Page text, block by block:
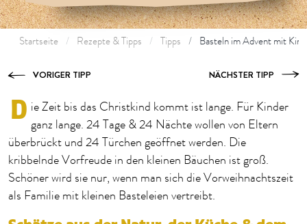
Startseite Rezepte & Tipps Tipps Basteln im Advent mit
VORIGER TIPP NÄCHSTER TIPP
D ie Zeit bis das Christkind kommt ist lange. Für Kinder
ganz lange. 24 Tage & 24 Nächte wollen von Eltern
überbrückt und 24 Türchen geöffnet werden. Die
kribbelnde Vorfreude in den kleinen Bäuchen ist groß.
Schöner wird sie nur, wenn man sich die Vorweihnachtszeit
als Familie mit kleinen Basteleien vertreibt.